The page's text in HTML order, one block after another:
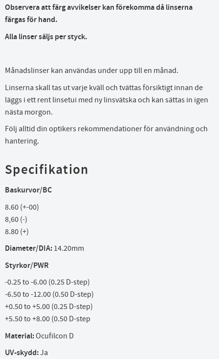
Observera att färg avvikelser kan förekomma då linserna
färgas för hand.
Alla linser säljs per styck.
Månadslinser kan användas under upp till en månad.
Linserna skall tas ut varje kväll och tvättas försiktigt innan de
läggs i ett rent linsetui med ny linsvätska och kan sättas in igen
nästa morgon.
Följ alltid din optikers rekommendationer för användning och
hantering.
Specifikation
Baskurvor/BC
8.60 (+-00)
8,60 (-)
8.80 (+)
Diameter/DIA: 14.20mm
Styrkor/PWR
-0.25 to -6.00 (0.25 D-step)
-6.50 to -12.00 (0.50 D-step)
+0.50 to +5.00 (0.25 D-step)
+5.50 to +8.00 (0.50 D-step
Material:Ocufilcon D
UV-skydd:Ja